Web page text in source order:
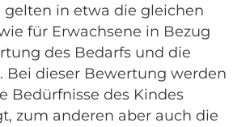
gelten in etwa die gleichen
für Erwachsene in Bezug
des Bedarfs und die
Bei dieser Bewertung werden
Bedürfnisse des Kindes
zum anderen aber auch die